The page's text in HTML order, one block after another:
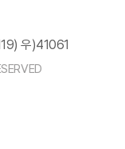
우)41061